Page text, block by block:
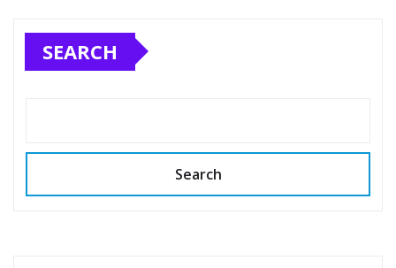
SEARCH
Search